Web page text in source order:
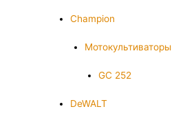
Champion
Мотокультиваторы
GC 252
DeWALT